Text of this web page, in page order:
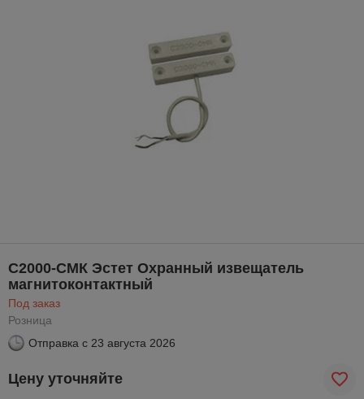
С2000-СМК Эстет Охранный извещатель
магнитоконтактный
Под заказ
Розница
Отправка с 23 августа 2026
Цену уточняйте